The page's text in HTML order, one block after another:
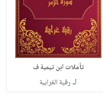
تأملات ابن تيمية ف
لـ رقية الغرايبة